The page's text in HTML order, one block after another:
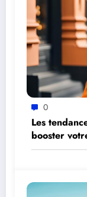
0
Les
booster